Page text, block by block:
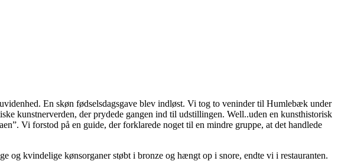
En skøn fødselsdagsgave blev indløst. Vi tog to veninder til Humlebæk under
kunstnerverden, der prydede gangen ind til udstillingen. Well..uden en kunsthistorisk
Vi forstod på en guide, der forklarede noget til en mindre gruppe, at det handlede
og kvindelige kønsorganer støbt i bronze og hængt op i snore, endte vi i restauranten.